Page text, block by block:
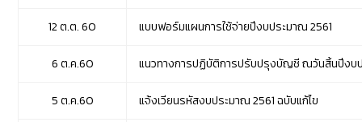
12 ต.ต. 60 แบบฟอร์มแผนการใช้จ่ายปีงบประมาณ 2561
6 ต.ค.60 แนวทางการปฏิบัติการปรับปรุงบัญชี ณวันสิ้นปีงบป
5 ต.ค.60 แจ้งเวียนรหัสงบประมาณ 2561 ฉบับแก้ไข